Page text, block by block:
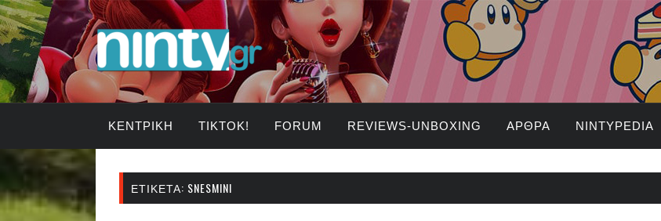
ΚΕΝΤΡΙΚΉ TIKTOK! FORUM REVIEWS-UNBOXING ΆΡΘΡΑ NINTYPEDIA
ΕΤΙΚΈΤΑ: SNESMINI